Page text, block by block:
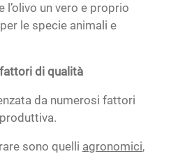
l’olivo un vero e proprio
le specie animali e
di qualità
da numerosi fattori
sono quelli agronomici,